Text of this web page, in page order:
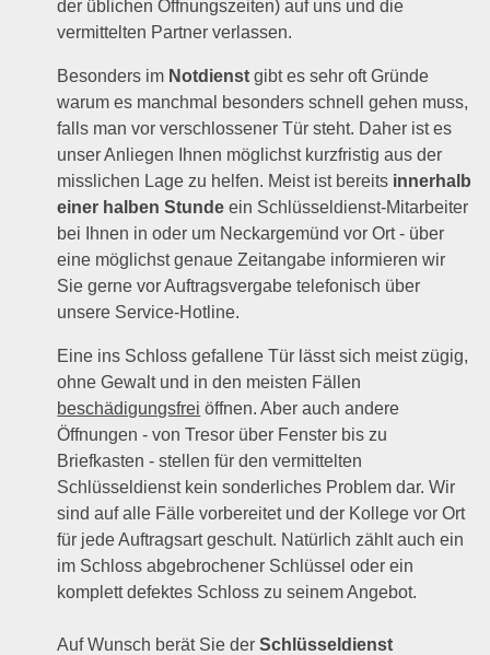
der üblichen Öffnungszeiten) auf uns und die
vermittelten Partner verlassen.
Besonders im Notdienst gibt es sehr oft Gründe
warum es manchmal besonders schnell gehen muss,
falls man vor verschlossener Tür steht. Daher ist es
unser Anliegen Ihnen möglichst kurzfristig aus der
misslichen Lage zu helfen. Meist ist bereits innerhalb
einer halben Stunde ein Schlüsseldienst-Mitarbeiter
bei Ihnen in oder um Neckargemünd vor Ort - über
eine möglichst genaue Zeitangabe informieren wir
Sie gerne vor Auftragsvergabe telefonisch über
unsere Service-Hotline.
Eine ins Schloss gefallene Tür lässt sich meist zügig,
ohne Gewalt und in den meisten Fällen
beschädigungsfrei öffnen. Aber auch andere
Öffnungen - von Tresor über Fenster bis zu
Briefkasten - stellen für den vermittelten
Schlüsseldienst kein sonderliches Problem dar. Wir
sind auf alle Fälle vorbereitet und der Kollege vor Ort
für jede Auftragsart geschult. Natürlich zählt auch ein
im Schloss abgebrochener Schlüssel oder ein
komplett defektes Schloss zu seinem Angebot.
Auf Wunsch berät Sie derSchlüsseldienst